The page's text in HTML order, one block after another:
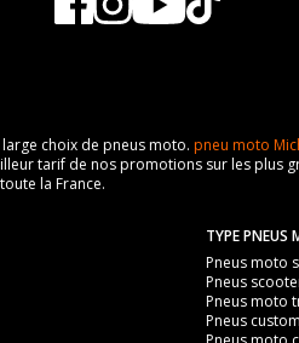
choix de pneus moto. pneu moto
tarif de nos promotions sur les plus
la France.
TYPE PNEUS
Pneus moto
Pneus
Pneus moto
Pneus custom